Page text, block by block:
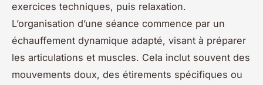
exercices techniques, puis relaxation.
L’organisation d’une séance commence par un
échauffement dynamique adapté, visant à préparer
les articulations et muscles. Cela inclut souvent des
mouvements doux, des étirements spécifiques ou